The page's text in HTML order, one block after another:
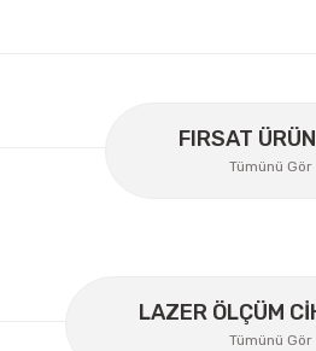
Bu ürüne ilk yorumu
FIRSAT
Tümünü Gör
LAZER ÖLÇÜM
Tümünü Gör